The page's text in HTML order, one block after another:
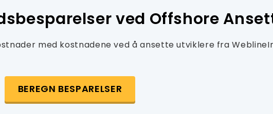
ved Offshore
med kostnadene ved å ansette utviklere fra
BEREGN BESPARELSER